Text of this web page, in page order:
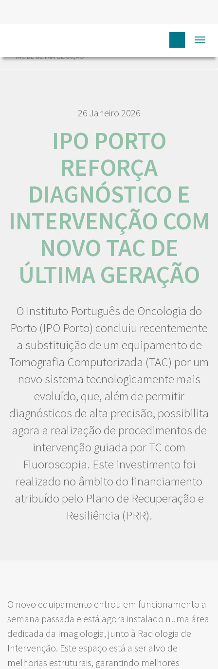
IPO PORTO REFORÇA DIAGNÓSTICO E INTERVENÇÃO COM NOVO
TAC DE ÚLTIMA GERAÇÃO
26 Janeiro 2026
IPO PORTO
REFORÇA
DIAGNÓSTICO E
INTERVENÇÃO COM
NOVO TAC DE
ÚLTIMA GERAÇÃO
O Instituto Português de Oncologia do
Porto (IPO Porto) concluiu recentemente
a substituição de um equipamento de
Tomografia Computorizada (TAC) por um
novo sistema tecnologicamente mais
evoluído, que, além de permitir
diagnósticos de alta precisão, possibilita
agora a realização de procedimentos de
intervenção guiada por TC com
Fluoroscopia. Este investimento foi
realizado no âmbito do financiamento
atribuído pelo Plano de Recuperação e
Resiliência (PRR).
O novo equipamento entrou em funcionamento a
semana passada e está agora instalado numa área
dedicada da Imagiologia, junto à Radiologia de
Intervenção. Este espaço está a ser alvo de
melhorias estruturais, garantindo melhores